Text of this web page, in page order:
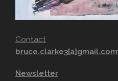
Contact
bruce.clarke3[a]gmail.com
Newsletter